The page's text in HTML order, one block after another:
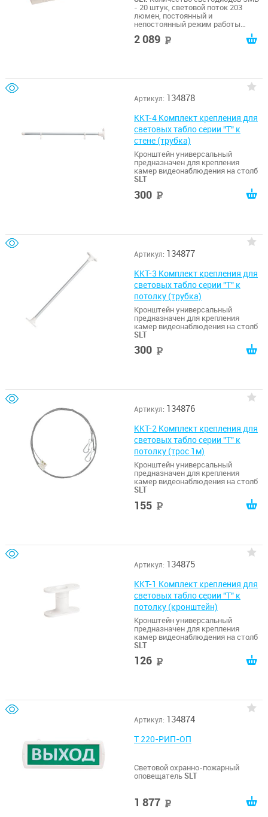
- 20 штук, световой поток 203
люмен, постоянный и
непостоянный режим работы
литий-ионный аккумулятор
потребляемая мощность от сети
2 089
Артикул: 134878
ККТ-4 Комплект крепления для
световых табло серии "Т" к
стене (трубка)
Кронштейн универсальный
предназначен для крепления
камер видеонаблюдения на столб
SLT
300
Артикул: 134877
ККТ-3 Комплект крепления для
световых табло серии "Т" к
потолку (трубка)
Кронштейн универсальный
предназначен для крепления
камер видеонаблюдения на столб
SLT
300
Артикул: 134876
ККТ-2 Комплект крепления для
световых табло серии "Т" к
потолку (трос 1м)
Кронштейн универсальный
предназначен для крепления
камер видеонаблюдения на столб
SLT
155
Артикул: 134875
ККТ-1 Комплект крепления для
световых табло серии "Т" к
потолку (кронштейн)
Кронштейн универсальный
предназначен для крепления
камер видеонаблюдения на столб
SLT
126
Артикул: 134874
Т 220-РИП-ОП
Световой охранно-пожарный
оповещательSLT
1 877